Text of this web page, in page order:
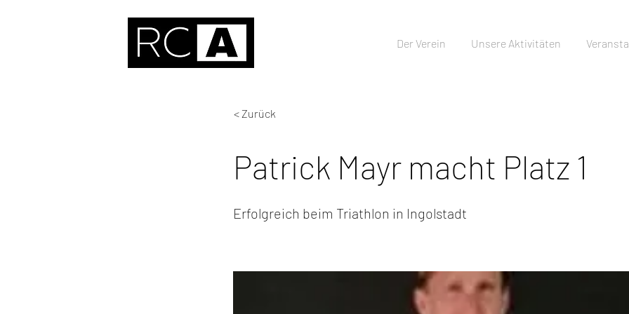
Der Verein Unsere Aktivitäten
< Zurück
Patrick Mayr macht Platz 1
Erfolgreich beim Triathlon in Ingolstadt